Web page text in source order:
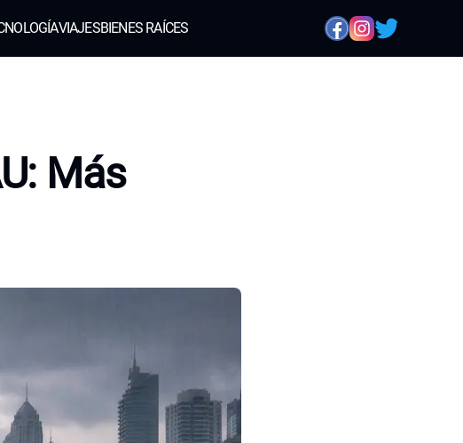
VIAJESBIENES RAÍCES
Más